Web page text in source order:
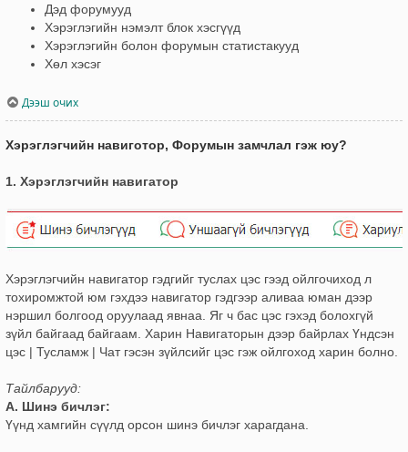
Дэд форумууд
Хэрэглэгийн нэмэлт блок хэсгүүд
Хэрэглэгийн болон форумын статистакууд
Хөл хэсэг
Дээш очих
Хэрэглэгчийн навиготор, Форумын замчлал гэж юу?
1. Хэрэглэгчийн навигатор
Хэрэглэгчийн навигатор гэдгийг туслах цэс гээд ойлгочиход л
тохиромжтой юм гэхдээ навигатор гэдгээр аливаа юман дээр
нэршил болгоод оруулаад явнаа. Яг ч бас цэс гэхэд болохгүй
зүйл байгаад байгаам. Харин Навигаторын дээр байрлах Үндсэн
цэс | Тусламж | Чат гэсэн зүйлсийг цэс гэж ойлгоход харин болно.
Тайлбарууд:
А. Шинэ бичлэг:
Үүнд хамгийн сүүлд орсон шинэ бичлэг харагдана.